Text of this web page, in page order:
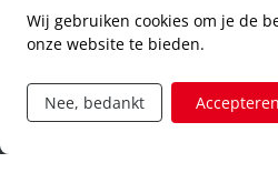
code of conduct
aanvraag rechten ivm
Wij gebruiken cookies om je de
onze website te bieden.
Nee, bedankt Accepteren